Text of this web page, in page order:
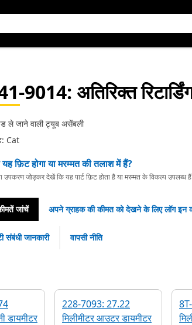
9014: अतिरिक्त
ले जाने वाली ट्यूब असेंबली
Cat
यह फ़िट होगा या मरम्मत की तलाश में हैं?
उपकरण जोड़कर देखें कि यह पार्ट फ़िट होता है या मरम्मत के विकल्प उपलब्ध हैं
जांचें अपने ग्राहक की कीमत को देखने के लिए लॉग इन
संबंधी जानकारी वापसी नीति
डायमीटर
228-7093: 27.22
मिलीमीटर आउटर डायमीटर